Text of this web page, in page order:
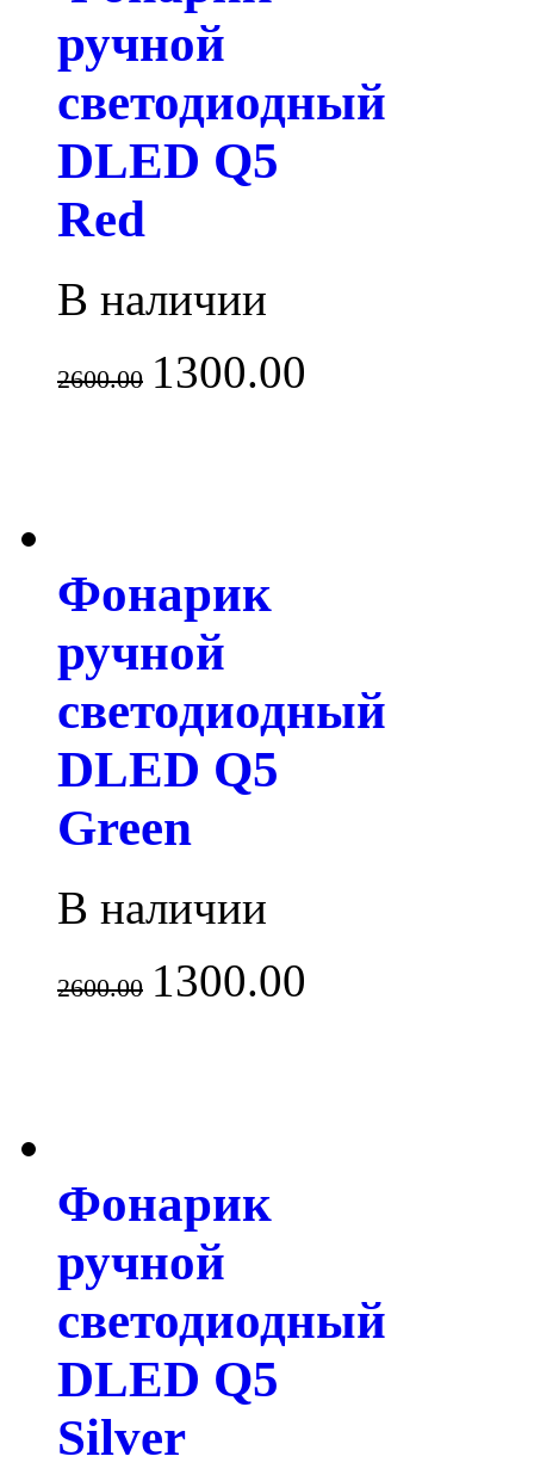
ручной
светодиодный
DLED Q5
Red
В наличии
2600.00 1300.00
Фонарик
ручной
светодиодный
DLED Q5
Green
В наличии
2600.00 1300.00
Фонарик
ручной
светодиодный
DLED Q5
Silver